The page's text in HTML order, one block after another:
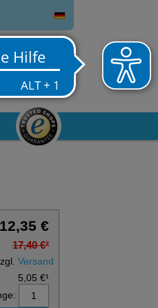
0
12,35 €
17,40 €²
Versand
5,05 €¹